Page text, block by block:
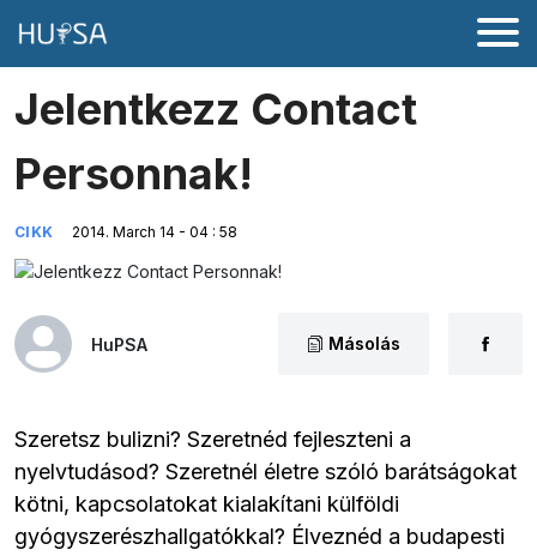
Jelentkezz Contact
Personnak!
CIKK 2014. March 14 - 04 : 58
HuPSA Másolás
Szeretsz bulizni? Szeretnéd fejleszteni a
nyelvtudásod? Szeretnél életre szóló barátságokat
kötni, kapcsolatokat kialakítani külföldi
gyógyszerészhallgatókkal? Élveznéd a budapesti